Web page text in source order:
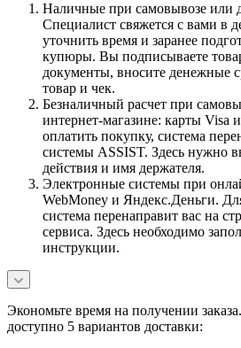
Наличные при самовывозе или
Специалист свяжется с вами в
уточнить время и заранее
купюры. Вы подписываете
документы, вносите денежные
товар и чек.
Безналичный расчет при
интернет-магазине: карты Visa
оплатить покупку, система
системы ASSIST. Здесь нужно
действия и имя держателя.
Электронные системы при
WebMoney и Яндекс.Деньги.
система перенаправит вас на
сервиса. Здесь необходимо
инструкции.
Экономьте время на получении
доступно 5 вариантов доставки: